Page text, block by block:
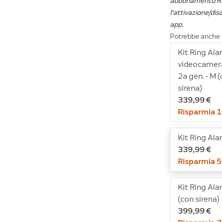
l'attivazione/
app.
Potrebbe
Kit Ring
2a gen. - M
sirena)
339,99 €
Risparmia
Kit Ring
339,99 €
Risparmia
Kit Ring
(con sirena)
399,99 €